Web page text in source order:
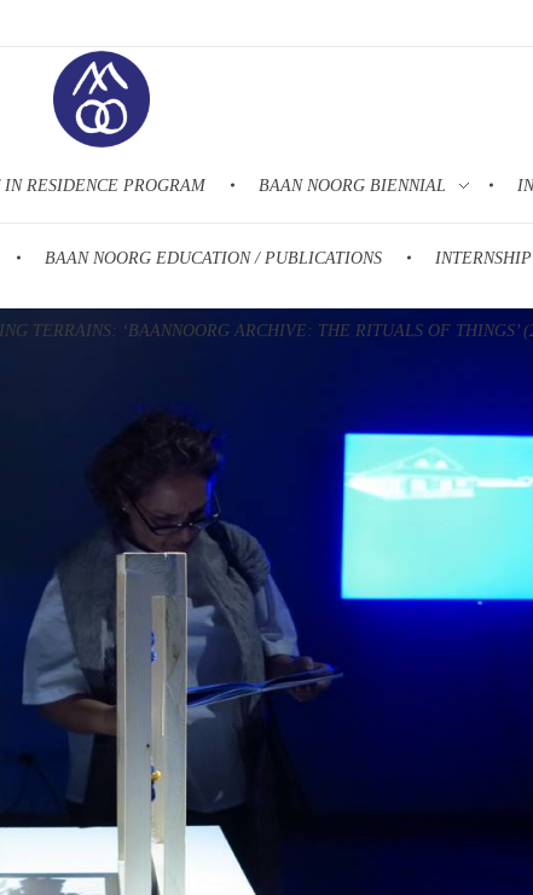
IN RESIDENCE PROGRAM BAAN NOORG BIENNIAL
BAAN NOORG EDUCATION / PUBLICATIONS
TERRAINS: ‘BAANNOORG ARCHIVE: THE RITUALS OF THINGS’